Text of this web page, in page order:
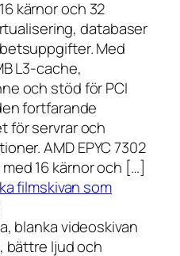
kärnor och 32
databaser
Med
L3-cache,
och stöd för PCI
fortfarande
för servrar och
AMD EPYC 7302
16 kärnor och […]
filmskivan som
blanka videoskivan
bättre ljud och